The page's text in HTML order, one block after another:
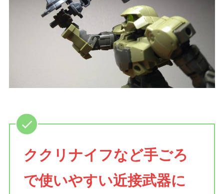
ククリナイフなど手ごろ
で使いやすい近接武器に